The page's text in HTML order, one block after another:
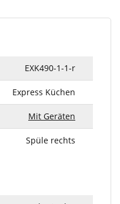
EXK490-1-1-r
Express Küchen
Mit Geräten
Spüle rechts